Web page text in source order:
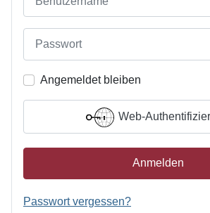
Angemeldet bleiben
Web-
Anmelden
Passwort vergessen?